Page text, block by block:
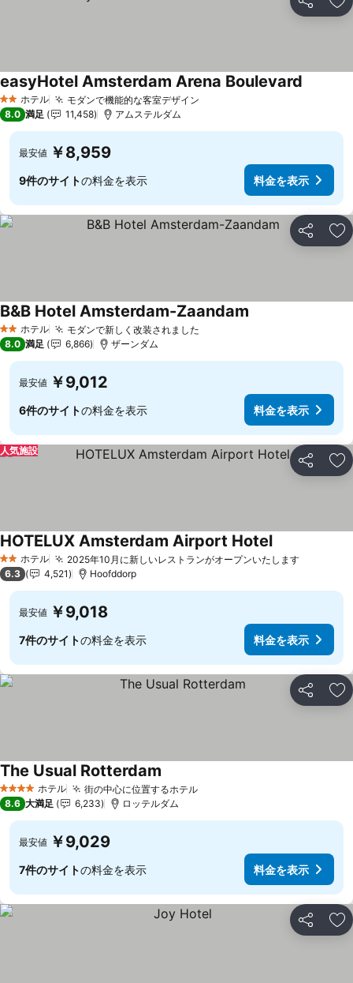
シェア お
2 ホテルのランク
ホテル モダンで機能的な客室デザイン
easyHotel Amsterdam Arena Boulevard
8.0 満足 11,458 アムステルダム
最安値 ￥8,959
9件のサイトの料金を表示 料金を表示
シェア お
2 ホテルのランク
ホテル モダンで新しく改装されました
B&B Hotel Amsterdam-Zaandam
8.0 満足 6,866 ザーンダム
最安値 ￥9,012
6件のサイトの料金を表示 料金を表示
シェア お
人気施設
2 ホテルのランク
ホテル 2025年10月に新しいレストランがオープンいたします
HOTELUX Amsterdam Airport Hotel
6.3 4,521 Hoofddorp
最安値 ￥9,018
7件のサイトの料金を表示 料金を表示
シェア お
4 ホテルのランク
ホテル 街の中心に位置するホテル
The Usual Rotterdam
8.6 大満足 6,233 ロッテルダム
最安値 ￥9,029
7件のサイトの料金を表示 料金を表示
シェア お